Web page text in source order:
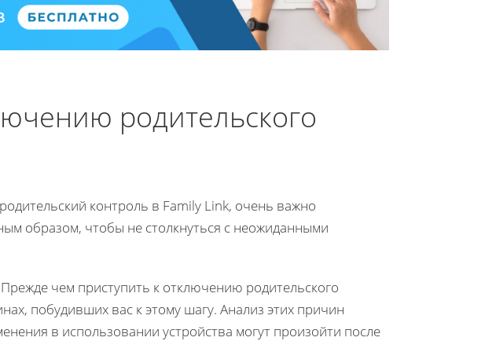
родительского
контроль в Family Link, очень важно
образом, чтобы не столкнуться с неожиданными
Прежде чем приступить к отключению родительского
побудивших вас к этому шагу. Анализ этих причин
в использовании устройства могут произойти после